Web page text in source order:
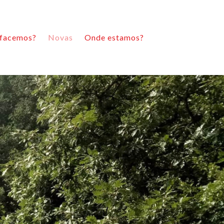
Novas Onde estamos?